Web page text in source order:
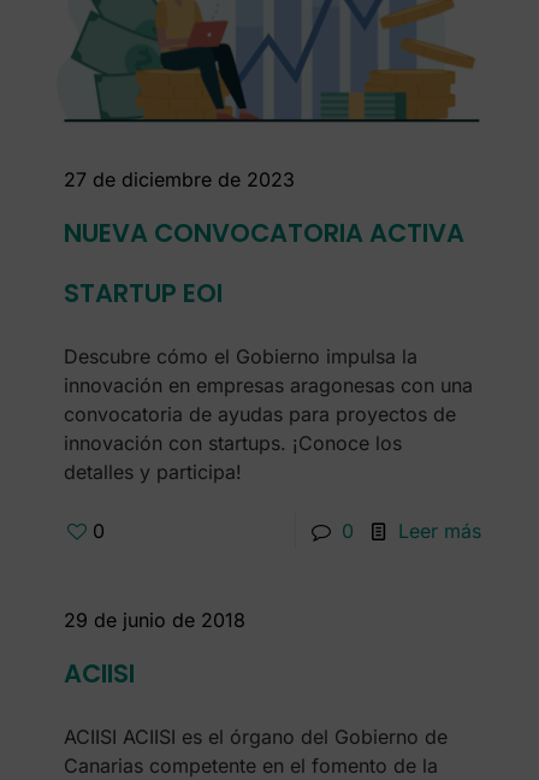
27 de diciembre de 2023
NUEVA CONVOCATORIA ACTIVA
STARTUP EOI
Descubre cómo el Gobierno impulsa la
innovación en empresas aragonesas con una
convocatoria de ayudas para proyectos de
innovación con startups. ¡Conoce los
detalles y participa!
0 0 Leer más
29 de junio de 2018
ACIISI
ACIISI ACIISI es el órgano del Gobierno de
Canarias competente en el fomento de la